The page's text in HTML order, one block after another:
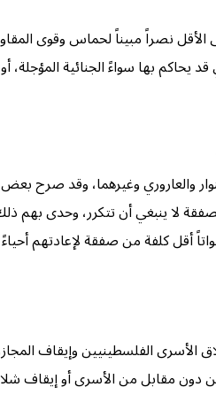
نصراً مبيناً لحماس وقوى
لا ينبغي أن تتكرر، وحدى
كلفة من صفقة لإعادتهم أحياءً
الفلسطينيين وإيقاف
دون مقابل من الأسرى أو إيقاف